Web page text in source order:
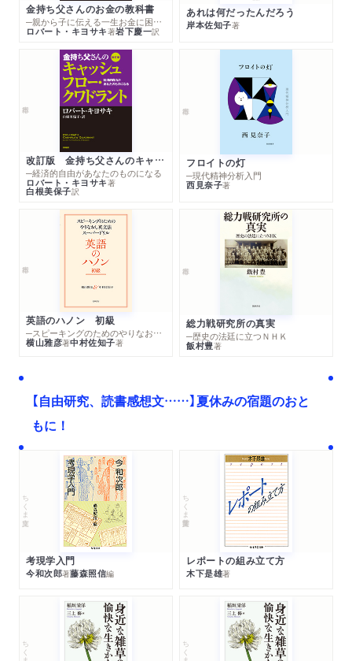
金持ち父さんのお金の教科書
─親から子に伝える一生お金に困らない考え方
ロバート・キヨサキ著岩下慶一訳
あれは何だったんだろう
岸本佐知子著
改訂版 金持ち父さんのキャッシュフロー・クワドラント
─経済的自由があなたのものになる
ロバート・キヨサキ著
白根美保子訳
フロイトの灯
─現代精神分析入門
西見奈子著
英語のハノン 初級
─スピーキングのためのやりなおし英文法スーパードリル
横山雅彦著中村佐知子著
総力戦研究所の真実
─歴史の法廷に立つＮＨＫ
飯村豊著
【自由研究、読書感想文……】夏休みの宿題のおと
もに！
ちくま文庫
考現学入門
今和次郎著藤森照信編
ちくま学芸文庫
レポートの組み立て方
木下是雄著
ちくま文庫 ちくま文庫